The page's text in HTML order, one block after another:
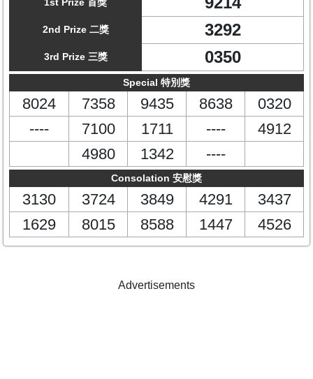
2nd Prize 二獎 3292
3rd Prize 三獎 0350
Special 特別獎
8024 7358 9435 8638
0320
----
7100 1711 ----
4912
4980
1342 ----
Consolation 安慰獎
3130 3724 3849 4291
3437
1629
8015 8588 1447 4526
Advertisements